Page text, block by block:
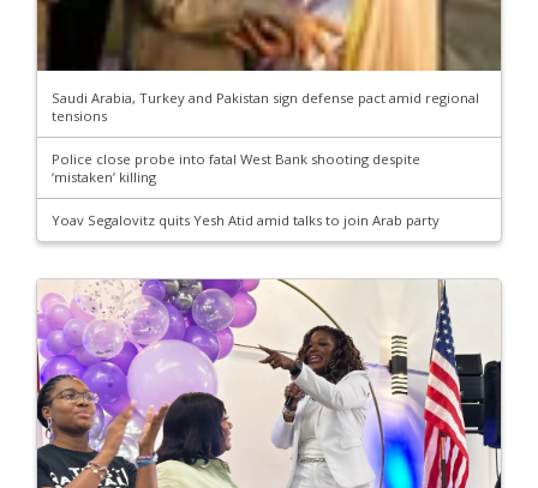
Saudi Arabia, Turkey and Pakistan sign defense pact amid regional
tensions
Police close probe into fatal West Bank shooting despite
‘mistaken’ killing
Yoav Segalovitz quits Yesh Atid amid talks to join Arab party